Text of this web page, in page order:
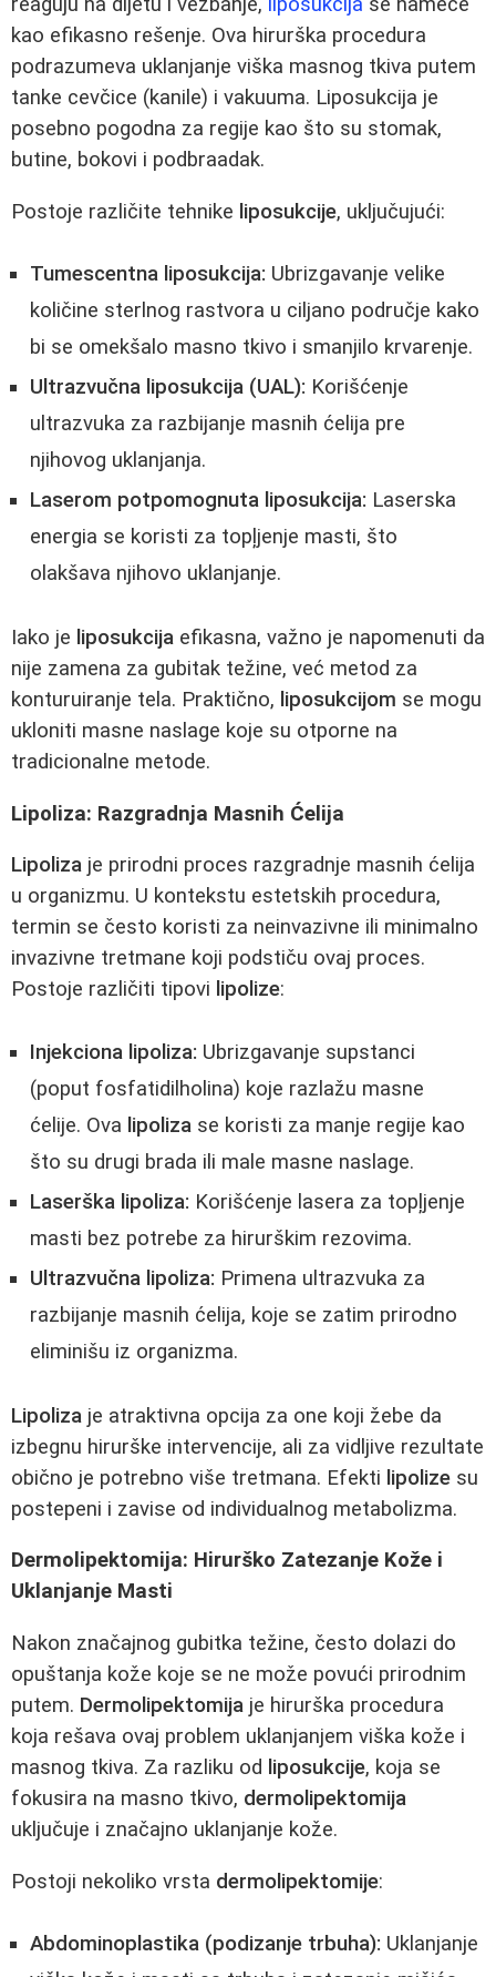
kao efikasno rešenje. Ova hirurška procedura
podrazumeva uklanjanje viška masnog tkiva putem
tanke cevčice (kanile) i vakuuma. Liposukcija je
posebno pogodna za regije kao što su stomak,
butine, bokovi i podbraadak.
Postoje različite tehnike liposukcije, uključujući:
Tumescentna liposukcija: Ubrizgavanje velike
količine sterlnog rastvora u ciljano područje kako
bi se omekšalo masno tkivo i smanjilo krvarenje.
Ultrazvučna liposukcija (UAL): Korišćenje
ultrazvuka za razbijanje masnih ćelija pre
njihovog uklanjanja.
Laserom potpomognuta liposukcija: Laserska
energia se koristi za topļjenje masti, što
olakšava njihovo uklanjanje.
Iako je liposukcija efikasna, važno je napomenuti da
nije zamena za gubitak težine, već metod za
konturuiranje tela. Praktično, liposukcijom se mogu
ukloniti masne naslage koje su otporne na
tradicionalne metode.
Lipoliza: Razgradnja Masnih Ćelija
Lipoliza je prirodni proces razgradnje masnih ćelija
u organizmu. U kontekstu estetskih procedura,
termin se često koristi za neinvazivne ili minimalno
invazivne tretmane koji podstiču ovaj proces.
Postoje različiti tipovi lipolize:
Injekciona lipoliza: Ubrizgavanje supstanci
(poput fosfatidilholina) koje razlažu masne
ćelije. Ova lipoliza se koristi za manje regije kao
što su drugi brada ili male masne naslage.
Laserška lipoliza: Korišćenje lasera za topļjenje
masti bez potrebe za hirurškim rezovima.
Ultrazvučna lipoliza: Primena ultrazvuka za
razbijanje masnih ćelija, koje se zatim prirodno
eliminišu iz organizma.
Lipoliza je atraktivna opcija za one koji žebe da
izbegnu hirurške intervencije, ali za vidljive rezultate
obično je potrebno više tretmana. Efekti lipolize su
postepeni i zavise od individualnog metabolizma.
Dermolipektomija: Hirurško Zatezanje Kože i
Uklanjanje Masti
Nakon značajnog gubitka težine, često dolazi do
opuštanja kože koje se ne može povući prirodnim
putem. Dermolipektomija je hirurška procedura
koja rešava ovaj problem uklanjanjem viška kože i
masnog tkiva. Za razliku od liposukcije, koja se
fokusira na masno tkivo, dermolipektomija
uključuje i značajno uklanjanje kože.
Postoji nekoliko vrsta dermolipektomije:
Abdominoplastika (podizanje trbuha): Uklanjanje